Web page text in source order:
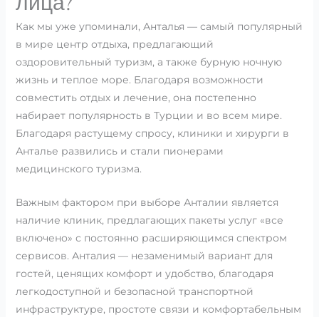
Как мы уже упоминали, Анталья — самый популярный
в мире центр отдыха, предлагающий
оздоровительный туризм, а также бурную ночную
жизнь и теплое море. Благодаря возможности
совместить отдых и лечение, она постепенно
набирает популярность в Турции и во всем мире.
Благодаря растущему спросу, клиники и хирурги в
Анталье развились и стали пионерами
медицинского туризма.
Важным фактором при выборе Анталии является
наличие клиник, предлагающих пакеты услуг «все
включено» с постоянно расширяющимся спектром
сервисов. Анталия — незаменимый вариант для
гостей, ценящих комфорт и удобство, благодаря
легкодоступной и безопасной транспортной
инфраструктуре, простоте связи и комфортабельным